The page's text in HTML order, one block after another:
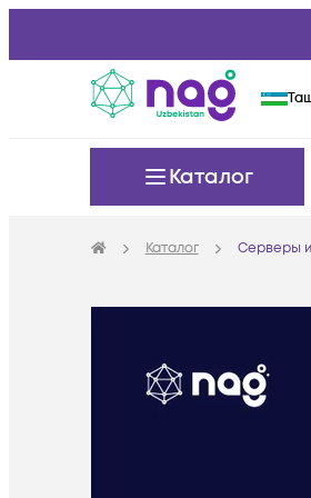
Каталог
Каталог Серверы